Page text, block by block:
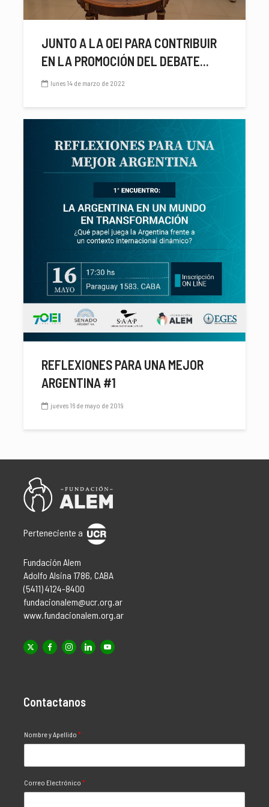
JUNTO A LA OEI PARA CONTRIBUIR
EN LA PROMOCIÓN DEL DEBATE...
lunes 14 de marzo de 2022
REFLEXIONES PARA UNA MEJOR
ARGENTINA #1
jueves 16 de mayo de 2019
Perteneciente a
Fundación Alem
Adolfo Alsina 1786, CABA
(5411) 4124-8400
fundacionalem@ucr.org.ar
www.fundacionalem.org.ar
Contactanos
Nombre y Apellido *
Correo Electrónico *